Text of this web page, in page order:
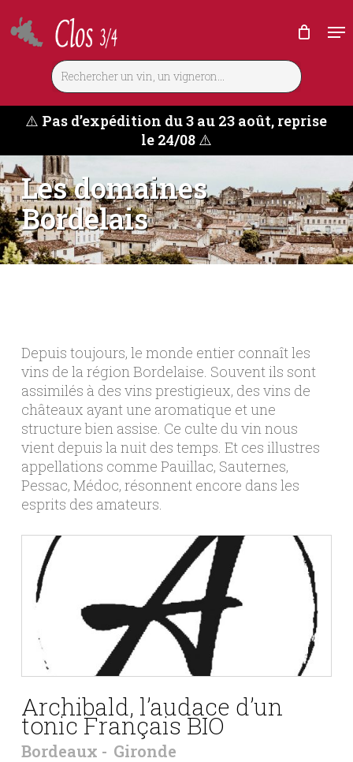
to
main
⚠️ Pas d’expédition du 3 au 23 août, reprise
le 24/08⚠️
Les domaines
Bordelais
Depuis toujours, le monde entier connaît les
vins de la région Bordelaise. Souvent ils sont
assimilés à des vins prestigieux, des vins de
châteaux ayant une aromatique et une
structure bien assise. Ce culte du vin nous
vient depuis la nuit des temps. Et ces illustres
appellations comme Pauillac, Sauternes,
Pessac, Médoc, résonnent encore dans les
esprits des amateurs.
Archibald, l’audace d’un
tonic Français BIO
Bordeaux Gironde